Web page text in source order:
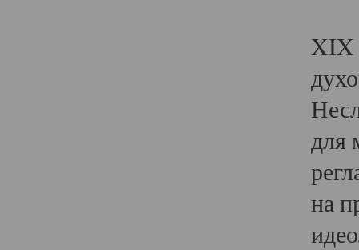
XIX
для
на